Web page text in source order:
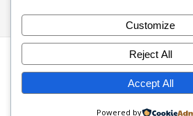
Inicio Blog
Bloques
Contactos
Customize
Reject All
Accept All
Powered by